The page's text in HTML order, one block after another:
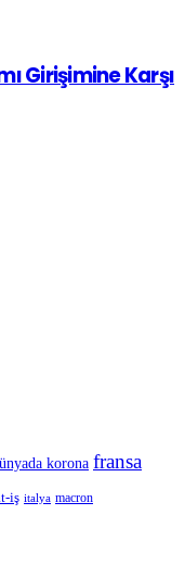
Girişimine Karşı
korona fransa
iş italya macron